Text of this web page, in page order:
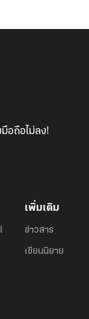
อถือไม่ลง!
เพิ่มเติม
ข่าวสาร
เขียนนิยาย